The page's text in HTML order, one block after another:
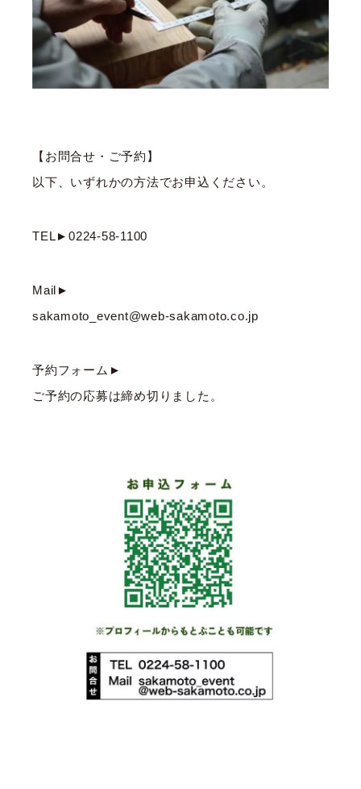
【お問合せ・ご予約】
以下、いずれかの方法でお申込ください。
TEL►0224-58-1100
Mail►
sakamoto_event@web-sakamoto.co.jp
予約フォーム►
ご予約の応募は締め切りました。